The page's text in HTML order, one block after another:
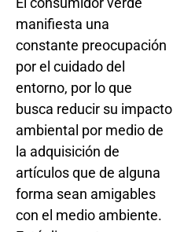
manifiesta una
constante preocupación
por el cuidado del
entorno, por lo que
busca reducir su impacto
ambiental por medio de
la adquisición de
artículos que de alguna
forma sean amigables
con el medio ambiente.